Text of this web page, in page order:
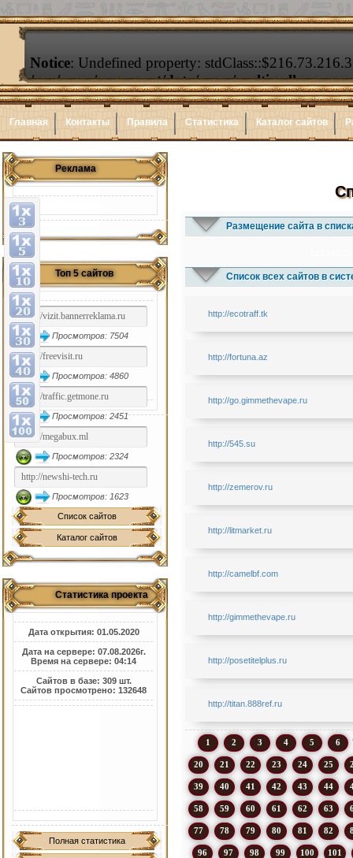
Главная Контакты Правила Статистика Каталог сайтов
Реклама
Топ 5 сайтов
Просмотров: 7504
Просмотров: 4860
Просмотров: 2451
Просмотров: 2324
Просмотров: 1623
Список сайтов
Каталог сайтов
Статистика проекта
Дата открытия: 01.05.2020
Дата на сервере: 07.08.2026г.
Время на сервере: 04:14
Сайтов в базе: 309 шт.
Сайтов просмотрено: 132648
Полная статистика
Размещение сайта в
Список всех сайтов в
http://ecotraff.tk
http://fortuna.az
http://go.gimmethevape.ru
http://545.su
http://zemerov.ru
http://litmarket.ru
http://camelbf.com
http://gimmethevape.ru
http://posetitelplus.ru
http://titan.888ref.ru
1 2 3 4 5 6
20 21 22 23 24 25
39 40 41 42 43 44
58 59 60 61 62 63
77 78 79 80 81 82
96 97 98 99 100 101